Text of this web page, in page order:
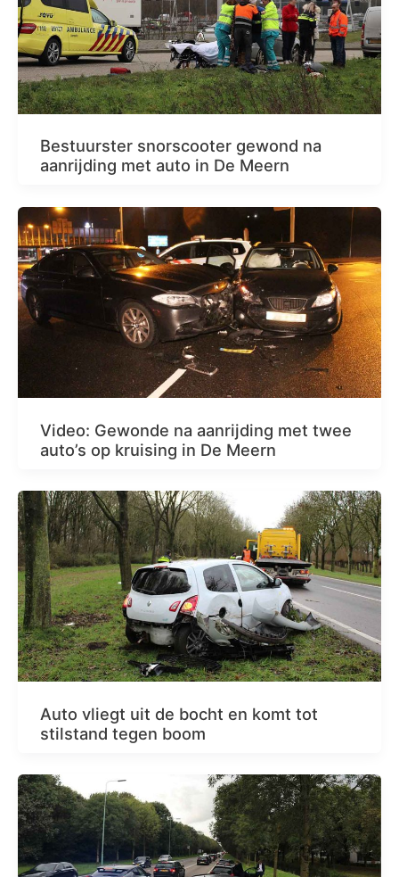
Bestuurster snorscooter gewond na
aanrijding met auto in De Meern
Video: Gewonde na aanrijding met twee
auto’s op kruising in De Meern
Auto vliegt uit de bocht en komt tot
stilstand tegen boom